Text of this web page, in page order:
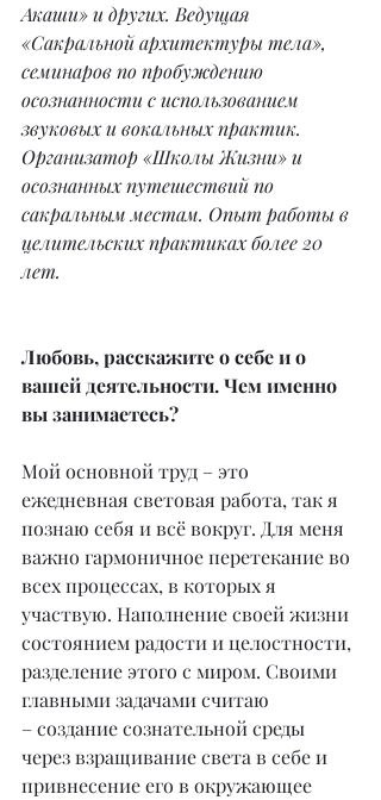
Акаши» и других. Ведущая
«Сакральной архитектуры тела»,
семинаров по пробуждению
осознанности с использованием
звуковых и вокальных практик.
Организатор «Школы Жизни» и
осознанных путешествий по
сакральным местам. Опыт работы в
целительских практиках более 20
лет.
Любовь, расскажите о себе и о
вашей деятельности. Чем именно
вы занимаетесь?
Мой основной труд – это
ежедневная световая работа, так я
познаю себя и всё вокруг. Для меня
важно гармоничное перетекание во
всех процессах, в которых я
участвую. Наполнение своей жизни
состоянием радости и целостности,
разделение этого с миром. Своими
главными задачами считаю
– создание сознательной среды
через взращивание света в себе и
привнесение его в окружающее